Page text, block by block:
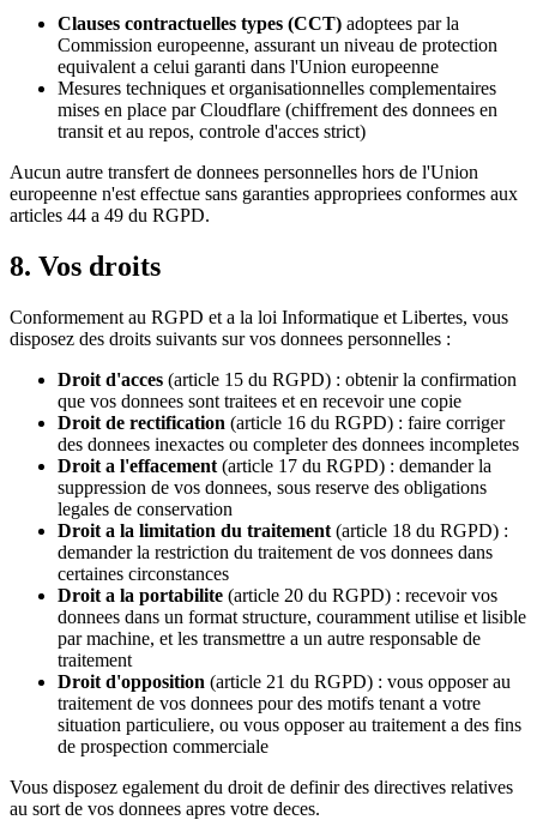
Clauses contractuelles types (CCT) adoptees par la
Commission europeenne, assurant un niveau de protection
equivalent a celui garanti dans l'Union europeenne
Mesures techniques et organisationnelles complementaires
mises en place par Cloudflare (chiffrement des donnees en
transit et au repos, controle d'acces strict)
Aucun autre transfert de donnees personnelles hors de l'Union
europeenne n'est effectue sans garanties appropriees conformes aux
articles 44 a 49 du RGPD.
8. Vos droits
Conformement au RGPD et a la loi Informatique et Libertes, vous
disposez des droits suivants sur vos donnees personnelles :
Droit d'acces (article 15 du RGPD) : obtenir la confirmation
que vos donnees sont traitees et en recevoir une copie
Droit de rectification (article 16 du RGPD) : faire corriger
des donnees inexactes ou completer des donnees incompletes
Droit a l'effacement (article 17 du RGPD) : demander la
suppression de vos donnees, sous reserve des obligations
legales de conservation
Droit a la limitation du traitement (article 18 du RGPD) :
demander la restriction du traitement de vos donnees dans
certaines circonstances
Droit a la portabilite (article 20 du RGPD) : recevoir vos
donnees dans un format structure, couramment utilise et lisible
par machine, et les transmettre a un autre responsable de
traitement
Droit d'opposition (article 21 du RGPD) : vous opposer au
traitement de vos donnees pour des motifs tenant a votre
situation particuliere, ou vous opposer au traitement a des fins
de prospection commerciale
Vous disposez egalement du droit de definir des directives relatives
au sort de vos donnees apres votre deces.